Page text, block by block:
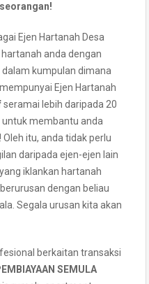
Ejen Hartanah Desa
hartanah anda dengan
kumpulan dimana
Ejen Hartanah
seramai lebih daripada 20
membantu anda
itu, anda tidak perlu
daripada ejen-ejen lain
iklankan hartanah
dengan beliau
Segala urusan kita akan
berkaitan transaksi
SEMULA